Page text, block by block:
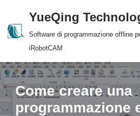
Skip
YueQing
Software di programmazione offline
iRobotCAM
Come creare una
programmazione